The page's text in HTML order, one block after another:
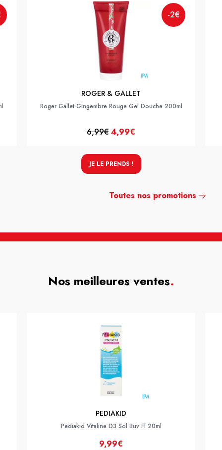
-2€
ROGER & GALLET
Roger Gallet Gingembre Rouge Gel Douche 200ml
6,99€4,99€
JE LE PRENDS !
Toutes nos promotions
Nos meilleures ventes.
PEDIAKID
Pediakid Vitaline D3 Sol Buv Fl 20ml
9,99€